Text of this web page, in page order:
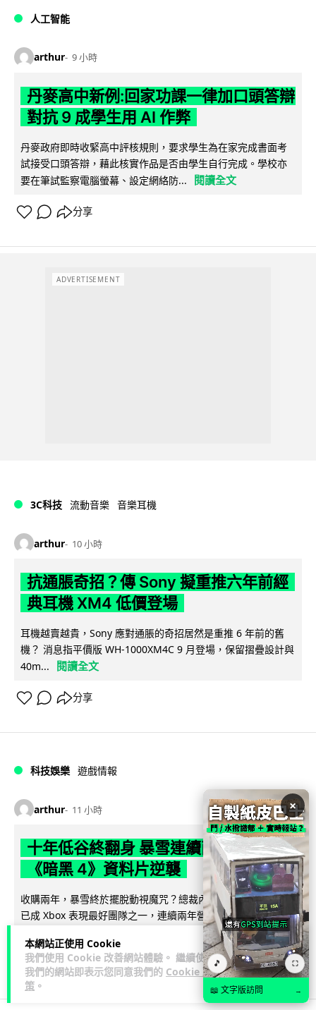
本網站正使用 Cookie
我們使用 Cookie 改善網站體驗。 繼續使用
我們的網站即表示您同意我們的 Cookie 政
策 。
人工智能
arthur 9 小時
丹麥高中新例:回家功課一律加口頭答辯
對抗 9 成學生用 AI 作弊
丹麥政府即時收緊高中評核規則，要求學生為在家完成書面考
試接受口頭答辯，藉此核實作品是否由學生自行完成。學校亦
要在筆試監察電腦螢幕、設定網絡防...
閱讀全文
分享
ADVERTISEMENT
3C科技 流動音樂 音樂耳機
arthur 10 小時
抗通脹奇招？傳 Sony 擬重推六年前經
典耳機 XM4 低價登場
耳機越賣越貴，Sony 應對通脹的奇招居然是重推 6 年前的舊
機？ 消息指平價版 WH-1000XM4C 9 月登場，保留摺疊設計與
40m...
閱讀全文
分享
科技娛樂 遊戲情報
arthur 11 小時
十年低谷終翻身 暴雪連續兩年增長 靠
《暗黑 4》資料片逆襲
收購兩年，暴雪終於擺脫動視魔咒？總裁內部電郵流出：暴雪
已成 Xbox 表現最好團隊之一，連續兩年營收增長。《暗黑 4》
12 分享
×
🎵 ⛶
📖 文字版訪問 →